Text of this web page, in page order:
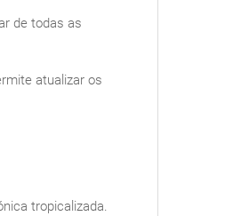
de todas as
atualizar os
tropicalizada.